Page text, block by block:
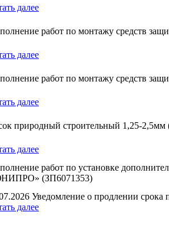
далее
работ по монтажу средств
далее
работ по монтажу средств
далее
природный строительный 1,25-2,5мм
далее
работ по установке
(ЗП6071353)
Уведомление о продлении срока
далее